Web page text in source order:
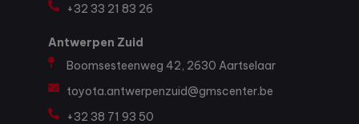
+32 33 21 83 26
Antwerpen Zuid
Boomsesteenweg 42, 2630 Aartselaar
toyota.antwerpenzuid@gmscenter.be
+32 38 71 93 50